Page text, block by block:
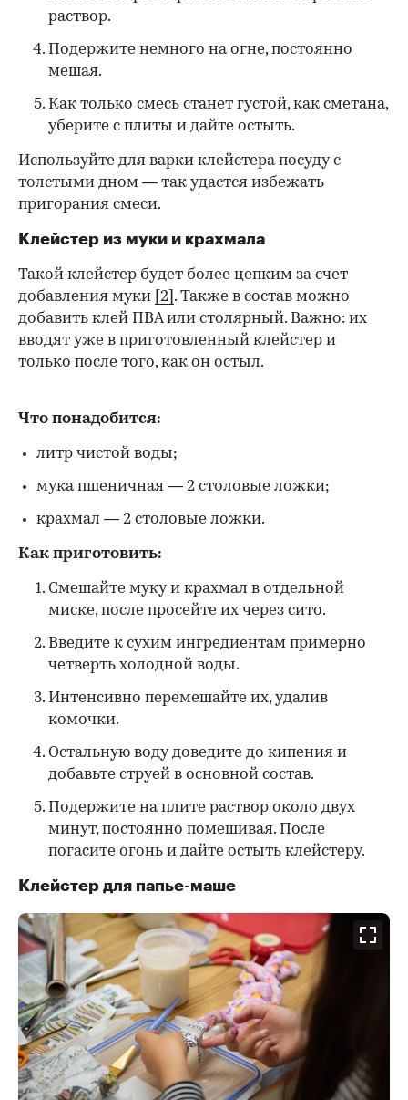
раствор.
Подержите немного на огне, постоянно
мешая.
Как только смесь станет густой, как сметана,
уберите с плиты и дайте остыть.
Используйте для варки клейстера посуду с
толстыми дном — так удастся избежать
пригорания смеси.
Клейстер из муки и крахмала
Такой клейстер будет более цепким за счет
добавления муки [2] . Также в состав можно
добавить клей ПВА или столярный. Важно: их
вводят уже в приготовленный клейстер и
только после того, как он остыл.
Что понадобится:
литр чистой воды;
мука пшеничная — 2 столовые ложки;
крахмал — 2 столовые ложки.
Как приготовить:
Смешайте муку и крахмал в отдельной
миске, после просейте их через сито.
Введите к сухим ингредиентам примерно
четверть холодной воды.
Интенсивно перемешайте их, удалив
комочки.
Остальную воду доведите до кипения и
добавьте струей в основной состав.
Подержите на плите раствор около двух
минут, постоянно помешивая. После
погасите огонь и дайте остыть клейстеру.
Клейстер для папье-маше